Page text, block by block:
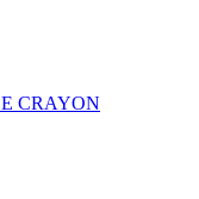
CRAYON